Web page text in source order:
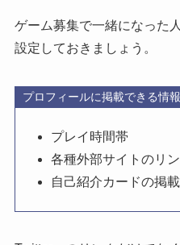
ゲーム募集で一緒になった
設定しておきましょう。
プロフィールに掲載できる情報
プレイ時間帯
各種外部サイトのリ
自己紹介カードの掲載